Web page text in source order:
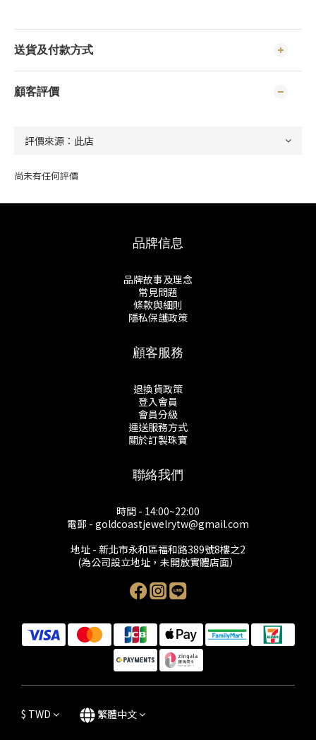
送貨及付款方式
顧客評價
尚未有任何評價
品牌信息
品牌故事及理念
常見問題
條款與細則
隱私保護政策
顧客服務
退換貨政策
登入會員
會員分級
運送服務方式
關於訂製珠寶
聯絡我們
時間 - 14:00~22:00
電郵 - goldcoastjewelrytw@gmail.com
地址 - 新北市永和區福和路389號8樓之2
(為公司設立地址，未開放實體店面）
$ TWD 繁體中文